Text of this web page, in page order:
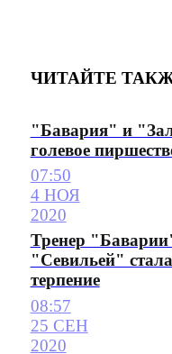
ЧИТАЙТЕ
"Бавария" и
голевое
07:50
4 НОЯ
2020
Тренер
"Севильей"
терпение
08:57
25 СЕН
2020